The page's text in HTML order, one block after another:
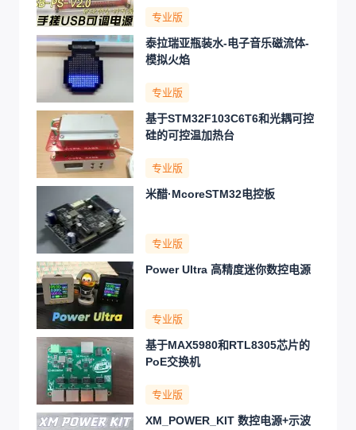
专业版
泰拉瑞亚瓶装水-电子音乐磁流体-
模拟火焰
专业版
基于STM32F103C6T6和光耦可控
硅的可控温加热台
专业版
米醋·McoreSTM32电控板
专业版
Power Ultra 高精度迷你数控电源
专业版
基于MAX5980和RTL8305芯片的
PoE交换机
专业版
XM_POWER_KIT 数控电源+示波